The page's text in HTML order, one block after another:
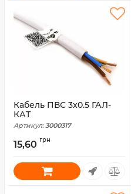
Кабель ПВС 3x0.5 ГАЛ-
КАТ
Артикул: 3000317
15,60 грн